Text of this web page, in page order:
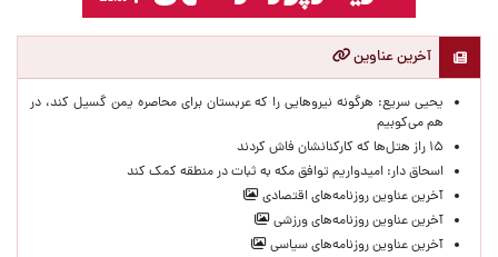
آخرین عناوین
یحیی سریع: هرگونه نیروهایی را که عربستان برای محاصره یمن گسیل کند، در
هم می‌کوبیم
۱۵ راز هتل‌ها که کارکنانشان فاش کردند
اسحاق دار: امیدواریم توافق مکه به ثبات در منطقه کمک کند
آخرین عناوین روزنامه‌های اقتصادی
آخرین عناوین روزنامه‌های ورزشی
آخرین عناوین روزنامه‌های سیاسی